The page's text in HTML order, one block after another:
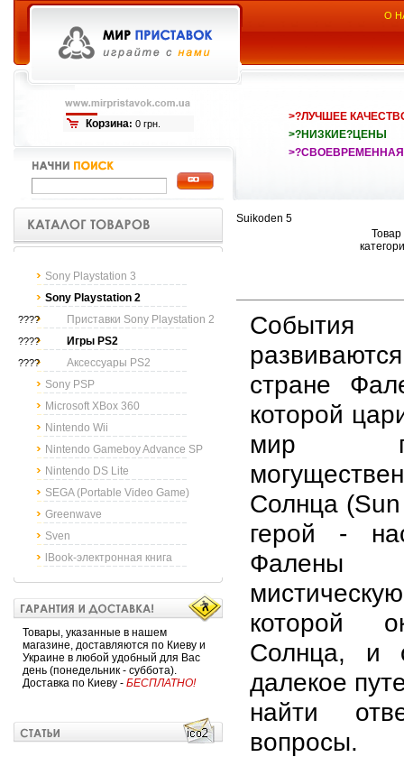
Корзина: 0 грн.
О
>?ЛУЧШЕЕ
>?НИЗКИЕ?ЦЕНЫ
Sony Playstation 3
Sony Playstation 2
???? Приставки Sony Playstation 2
???? Игры PS2
????
Аксессуары PS2
Sony PSP
Microsoft XBox 360
Nintendo Wii
Nintendo Gameboy Advance SP
Nintendo DS Lite
SEGA (Portable Video Game)
Greenwave
Sven
lBook-электронная книга
Товары, указанные в нашем
магазине, доставляются по Киеву и
Украине в любой удобный для Вас
день (понедельник - суббота).
Доставка по Киеву - БЕСПЛАТНО!
Suikoden 5
Товар
События
стране
которой
мир
Солнца
герой -
Фалены
которой
Солнца, и
далекое
найти
вопросы.